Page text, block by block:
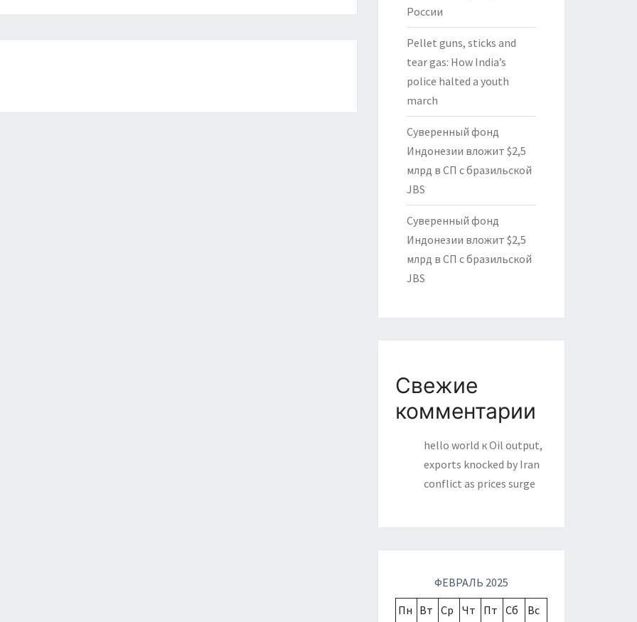
России
Pellet guns, sticks and
tear gas: How India’s
police halted a youth
march
Суверенный фонд
Индонезии вложит $2,5
млрд в СП с бразильской
JBS
Суверенный фонд
Индонезии вложит $2,5
млрд в СП с бразильской
JBS
Свежие
комментарии
hello world кOil output,
exports knocked by Iran
conflict as prices surge
ФЕВРАЛЬ 2025
Пн Вт Ср Чт Пт Сб Вс